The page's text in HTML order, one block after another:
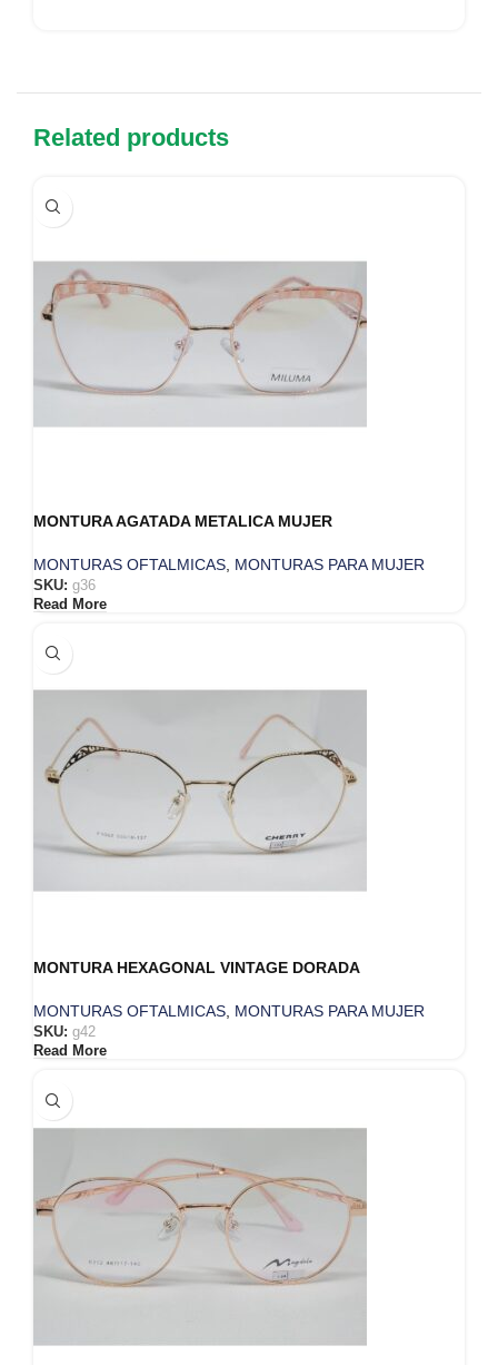
Related products
MONTURA AGATADA METALICA MUJER
MONTURAS OFTALMICAS MONTURAS PARA MUJER
SKU: g36
Read More
MONTURA HEXAGONAL VINTAGE DORADA
MONTURAS OFTALMICAS MONTURAS PARA MUJER
SKU: g42
Read More